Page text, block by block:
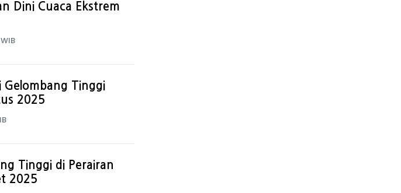
Dini Cuaca Ekstrem
Gelombang Tinggi
2025
Tinggi di Perairan
2025